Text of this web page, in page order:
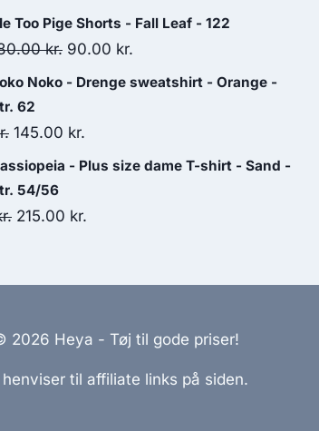
price
was:
price
is:
Too Pige Shorts - Fall Leaf - 122
kr. Original
price
180.00 kr..
90.00 kr.
price
Noko - Drenge sweatshirt - Orange -
62
Original
price
was:
185.00 kr..
145.00 kr.
price
- Plus size dame T-shirt - Sand -
54/56
Original
215.00 kr.
2026 Heya - Tøj til gode priser!
til affiliate links på siden.